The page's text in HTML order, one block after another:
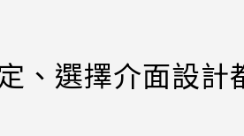
、選擇介面設計